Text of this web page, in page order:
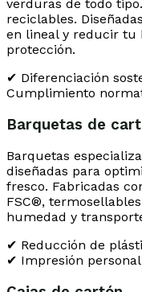
verduras de todo
reciclables.
en lineal y reducir tu
protección.
✔ Diferenciación
Cumplimiento
Barquetas de
Barquetas
diseñadas para
fresco. Fabricadas
FSC®,
humedad y
✔ Reducción de
✔ Impresión